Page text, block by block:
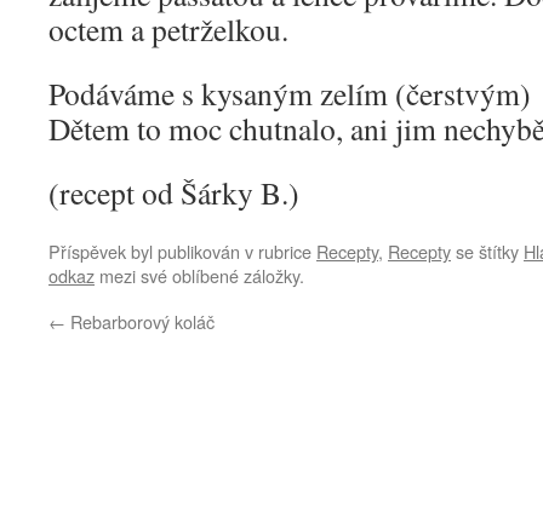
octem a petrželkou.
Podáváme s kysaným zelím (čerstvým)
Dětem to moc chutnalo, ani jim
(recept od Šárky B.)
Příspěvek byl publikován v rubrice Recepty, Receptyse štítky
odkaz mezi své oblíbené záložky.
← Rebarborový koláč